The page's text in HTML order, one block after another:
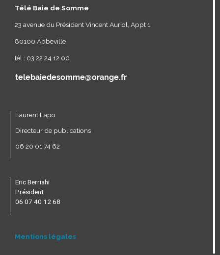
Télé Baie de Somme
23 avenue du Président Vincent Auriol, Appt 1
80100 Abbeville
tél : 03 22 24 12 00
Laurent Lapo
Directeur de publications
06 20 01 74 62
Eric Berriahi
Président
06 07 40 12 68
Mentions légales